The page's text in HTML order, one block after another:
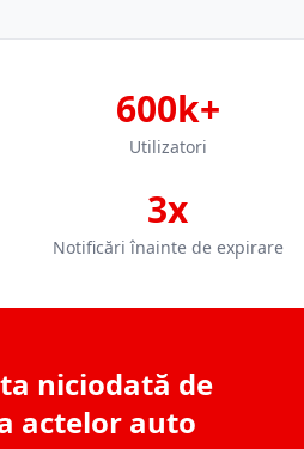
600k+
Utilizatori
3x
Notificări înainte de expirare
niciodată de
actelor auto